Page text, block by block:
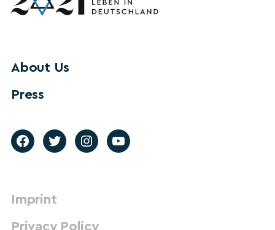
About Us
Press
Imprint
Privacy Policy